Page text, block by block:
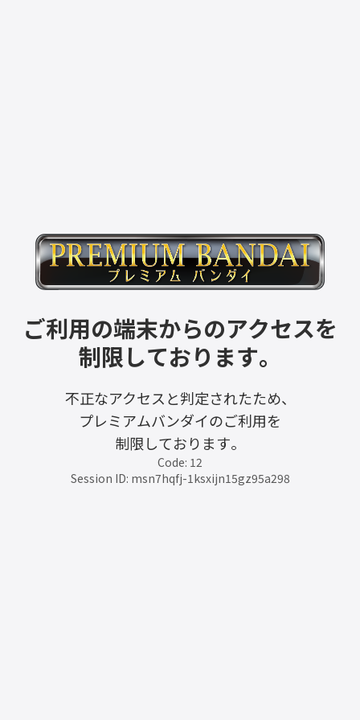
ご利用の端末からのアクセスを
制限しております。
不正なアクセスと判定されたため、
プレミアムバンダイのご利用を
制限しております。
Code: 12
Session ID: msn7hqfj-1ksxijn15gz95a298